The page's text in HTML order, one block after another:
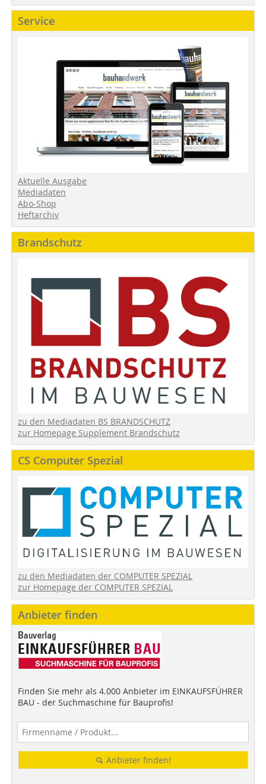
Service
Aktuelle Ausgabe
Mediadaten
Abo-Shop
Heftarchiv
Brandschutz
zu den Mediadaten BS BRANDSCHUTZ
zur Homepage Supplement Brandschutz
CS Computer Spezial
zu den Mediadaten der COMPUTER SPEZIAL
zur Homepage der COMPUTER SPEZIAL
Anbieter finden
Finden Sie mehr als 4.000 Anbieter im EINKAUFSFÜHRER
BAU - der Suchmaschine für Bauprofis!
Anbieter finden!